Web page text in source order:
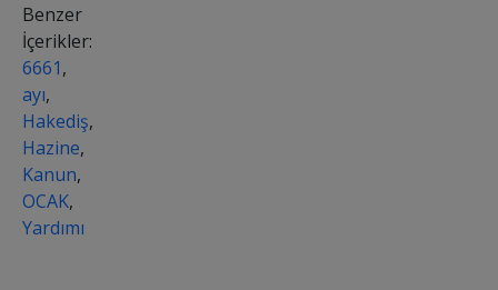
Benzer
İçerikler:
6661,
ayı,
Hakediş,
Hazine,
Kanun,
OCAK,
Yardımı